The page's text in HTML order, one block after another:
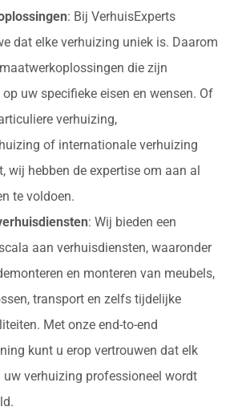
: Bij VerhuisExperts
dat elke verhuizing uniek is. Daarom
die zijn
uw specifieke eisen en wensen. Of
verhuizing,
of internationale verhuizing
wij hebben de expertise om aan al
te voldoen.
: Wij bieden een
aan verhuisdiensten, waaronder
en monteren van meubels,
transport en zelfs tijdelijke
Met onze end-to-end
kunt u erop vertrouwen dat elk
uw verhuizing professioneel wordt